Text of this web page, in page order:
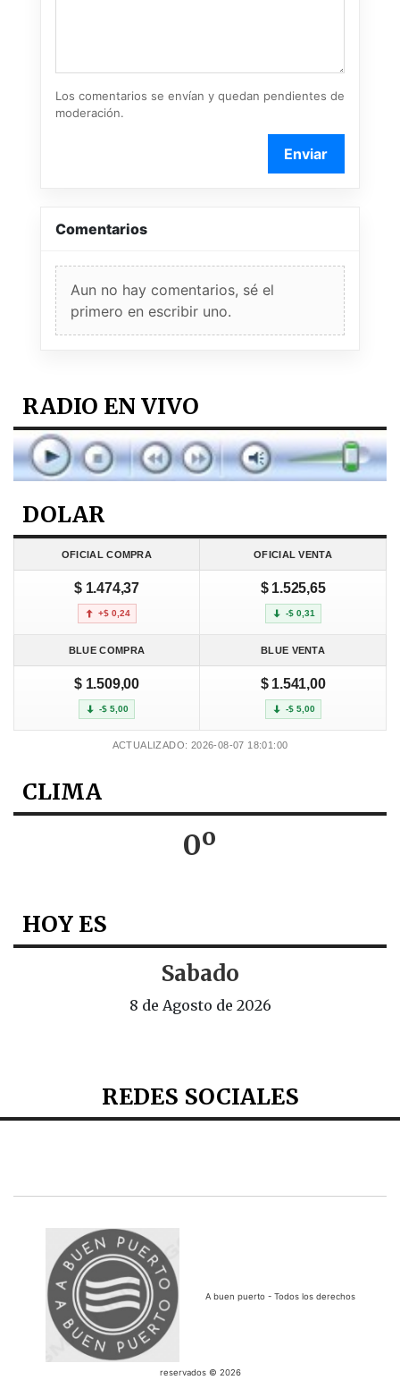
Los comentarios se envían y quedan pendientes de
moderación.
Enviar
Comentarios
Aun no hay comentarios, sé el
primero en escribir uno.
RADIO EN VIVO
DOLAR
OFICIAL COMPRA OFICIAL VENTA
$ 1.474,37
+$ 0,24
$ 1.525,65
-$ 0,31
BLUE COMPRA BLUE VENTA
$ 1.509,00
-$ 5,00
$ 1.541,00
-$ 5,00
ACTUALIZADO: 2026-08-07 18:01:00
CLIMA
0º
HOY ES
Sabado
8 de Agosto de 2026
REDES SOCIALES
A buen puerto - Todos los derechos
reservados © 2026